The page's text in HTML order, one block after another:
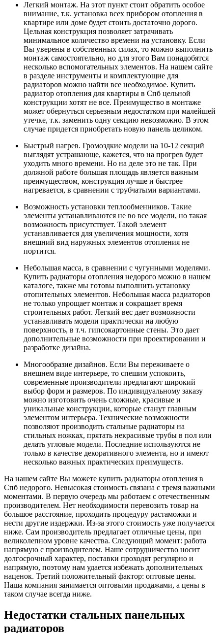
Легкий монтаж. На этот пункт стоит обратить особое
внимание, т.к. установка всех прибором отопления в
квартире или доме будет стоить достаточно дорого.
Цельная конструкция позволяет затрачивать
минимальное количество времени на установку. Если
Вы уверены в собственных силах, то можно выполнить
монтаж самостоятельно, но для этого Вам понадобятся
несколько вспомогательных элементов. На нашем сайте
в разделе инструменты и комплектующие для
радиаторов можно найти все необходимое. Купить
радиатор отопления для квартиры в Спб цельной
конструкции хотят не все. Преимущество в монтаже
может обернуться серьезным недостатком при малейшей
утечке, т.к. заменить одну секцию невозможно. В этом
случае придется приобретать новую панель целиком.
Быстрый нагрев. Громоздкие модели на 10-12 секций
выглядят устрашающе, кажется, что на прогрев будет
уходить много времени. Но на деле это не так. При
должной работе большая площадь является важным
преимуществом, конструкция лучше и быстрее
нагревается, в сравнении с трубчатыми вариантами.
Возможность установки теплообменников. Такие
элементы устанавливаются не во все модели, но такая
возможность присутствует. Такой элемент
устанавливается для увеличения мощности, хотя
внешний вид наружных элементов отопления не
портится.
Небольшая масса, в сравнении с чугунными моделями.
Купить радиаторы отопления недорого можно в нашем
каталоге, также мы готовы выполнить установку
отопительных элементов. Небольшая масса радиаторов
не только упрощает монтаж и сокращает время
строительных работ. Легкий вес дает возможности
устанавливать модели практически на любую
поверхность, в т.ч. гипсокартонные стены. Это дает
дополнительные возможности при проектировании и
разработке дизайна.
Многообразие дизайнов. Если Вы переживаете о
внешнем виде интерьере, то спешим успокоить,
современные производители предлагают широкий
выбор форм и размеров. По индивидуальному заказу
можно изготовить очень сложные, красивые и
уникальные конструкции, которые станут главным
элементом интерьера. Технические возможности
позволяют производить стальные радиаторы на
стильных ножках, прятать некрасивые трубы в пол или
делать угловые модели. Последние используются не
только в качестве декоративного элемента, но и имеют
несколько важных практических преимуществ.
На нашем сайте Вы можете купить радиаторы отопления в
Спб недорого. Невысокая стоимость связана с тремя важными
моментами. В первую очередь мы работаем с отечественным
производителем. Нет необходимости перевозить товар на
большое расстояние, проходить процедуру растаможки и
нести другие издержки. Из-за этого стоимость уже получается
ниже. Сам производитель предлагает отличные цены, при
великолепном уровне качества. Следующий момент: работа
напрямую с производителем. Наше сотрудничество носит
долгосрочный характер, поставки проходят регулярно и
напрямую, поэтому нам удается избежать дополнительных
наценок. Третий положительный фактор: оптовые цены.
Наша компания занимается оптовыми продажами, а цены в
таком случае всегда ниже.
Недостатки стальных панельных
радиаторов